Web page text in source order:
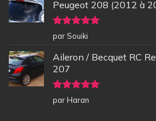
Peugeot 208 (2012 à
Note5sur
5
par Souiki
Aileron / Becquet RC
207
Note5sur
5
par Haran